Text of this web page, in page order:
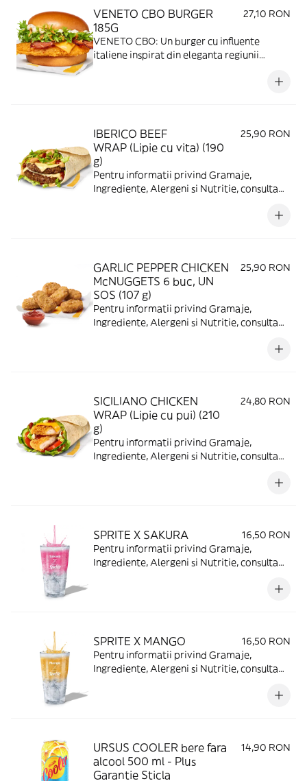
pepper sauce intensifica totul cu un gust
puternic, specific deli-urilor newyorkeze.
VENETO CBO BURGER
185G
27,10 RON
VENETO CBO: Un burger cu influente
italiene inspirat din eleganta regiunii
desavarsit de salsa CBO, pentru un gust
bogat, cu personalitate mediteraneana.
IBERICO BEEF
WRAP (Lipie cu vita) (190
g)
25,90 RON
Pentru informatii privind Gramaje,
Ingrediente, Alergeni si Nutritie, consulta
GARLIC PEPPER CHICKEN
McNUGGETS 6 buc, UN
SOS (107 g)
25,90 RON
Pentru informatii privind Gramaje,
Ingrediente, Alergeni si Nutritie, consulta
SICILIANO CHICKEN
WRAP (Lipie cu pui) (210
g)
24,80 RON
Pentru informatii privind Gramaje,
Ingrediente, Alergeni si Nutritie, consulta
SPRITE X SAKURA
16,50 RON
Pentru informatii privind Gramaje,
Ingrediente, Alergeni si Nutritie, consulta
SPRITE X MANGO
16,50 RON
Pentru informatii privind Gramaje,
Ingrediente, Alergeni si Nutritie, consulta
URSUS COOLER bere fara
alcool 500 ml - Plus
Garantie Sticla
14,90 RON